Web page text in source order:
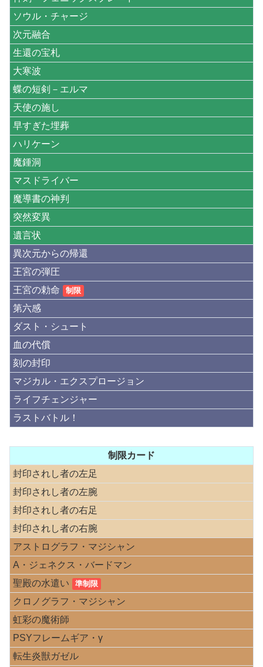
ソウル・チャージ
次元融合
生還の宝札
大寒波
蝶の短剣－エルマ
天使の施し
早すぎた埋葬
ハリケーン
魔鍾洞
マスドライバー
魔導書の神判
突然変異
遺言状
異次元からの帰還
王宮の弾圧
王宮の勅命
制限
第六感
ダスト・シュート
血の代償
刻の封印
マジカル・エクスプロージョン
ライフチェンジャー
ラストバトル！
制限カード
封印されし者の左足
封印されし者の左腕
封印されし者の右足
封印されし者の右腕
アストログラフ・マジシャン
A・ジェネクス・バードマン
聖殿の水遣い
準制限
クロノグラフ・マジシャン
虹彩の魔術師
PSYフレームギア・γ
転生炎獣ガゼル